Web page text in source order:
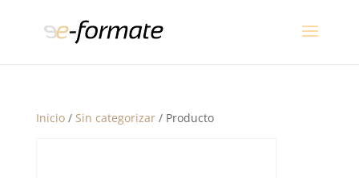
Inicio/ Sin categorizar/ Producto